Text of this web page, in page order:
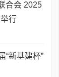
合会 2025
行
新基建杯”